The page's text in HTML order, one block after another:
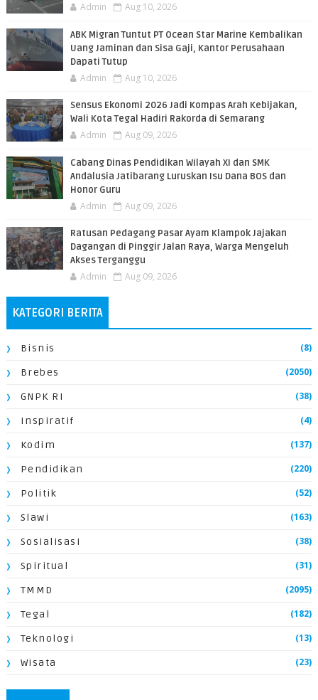
Admin Aug 10, 2026
ABK Migran Tuntut PT Ocean Star Marine Kembalikan
Uang Jaminan dan Sisa Gaji, Kantor Perusahaan
Dapati Tutup
Admin Aug 10, 2026
Sensus Ekonomi 2026 Jadi Kompas Arah Kebijakan,
Wali Kota Tegal Hadiri Rakorda di Semarang
Admin Aug 09, 2026
Cabang Dinas Pendidikan Wilayah XI dan SMK
Andalusia Jatibarang Luruskan Isu Dana BOS dan
Honor Guru
Admin Aug 09, 2026
​Ratusan Pedagang Pasar Ayam Klampok Jajakan
Dagangan di Pinggir Jalan Raya, Warga Mengeluh
Akses Terganggu
Admin Aug 09, 2026
KATEGORI BERITA
Bisnis (8)
Brebes (2050)
GNPK RI (38)
Inspiratif (4)
Kodim (137)
Pendidikan (220)
Politik (52)
Slawi (163)
Sosialisasi (38)
Spiritual (31)
TMMD (2095)
Tegal (182)
Teknologi (13)
Wisata (23)